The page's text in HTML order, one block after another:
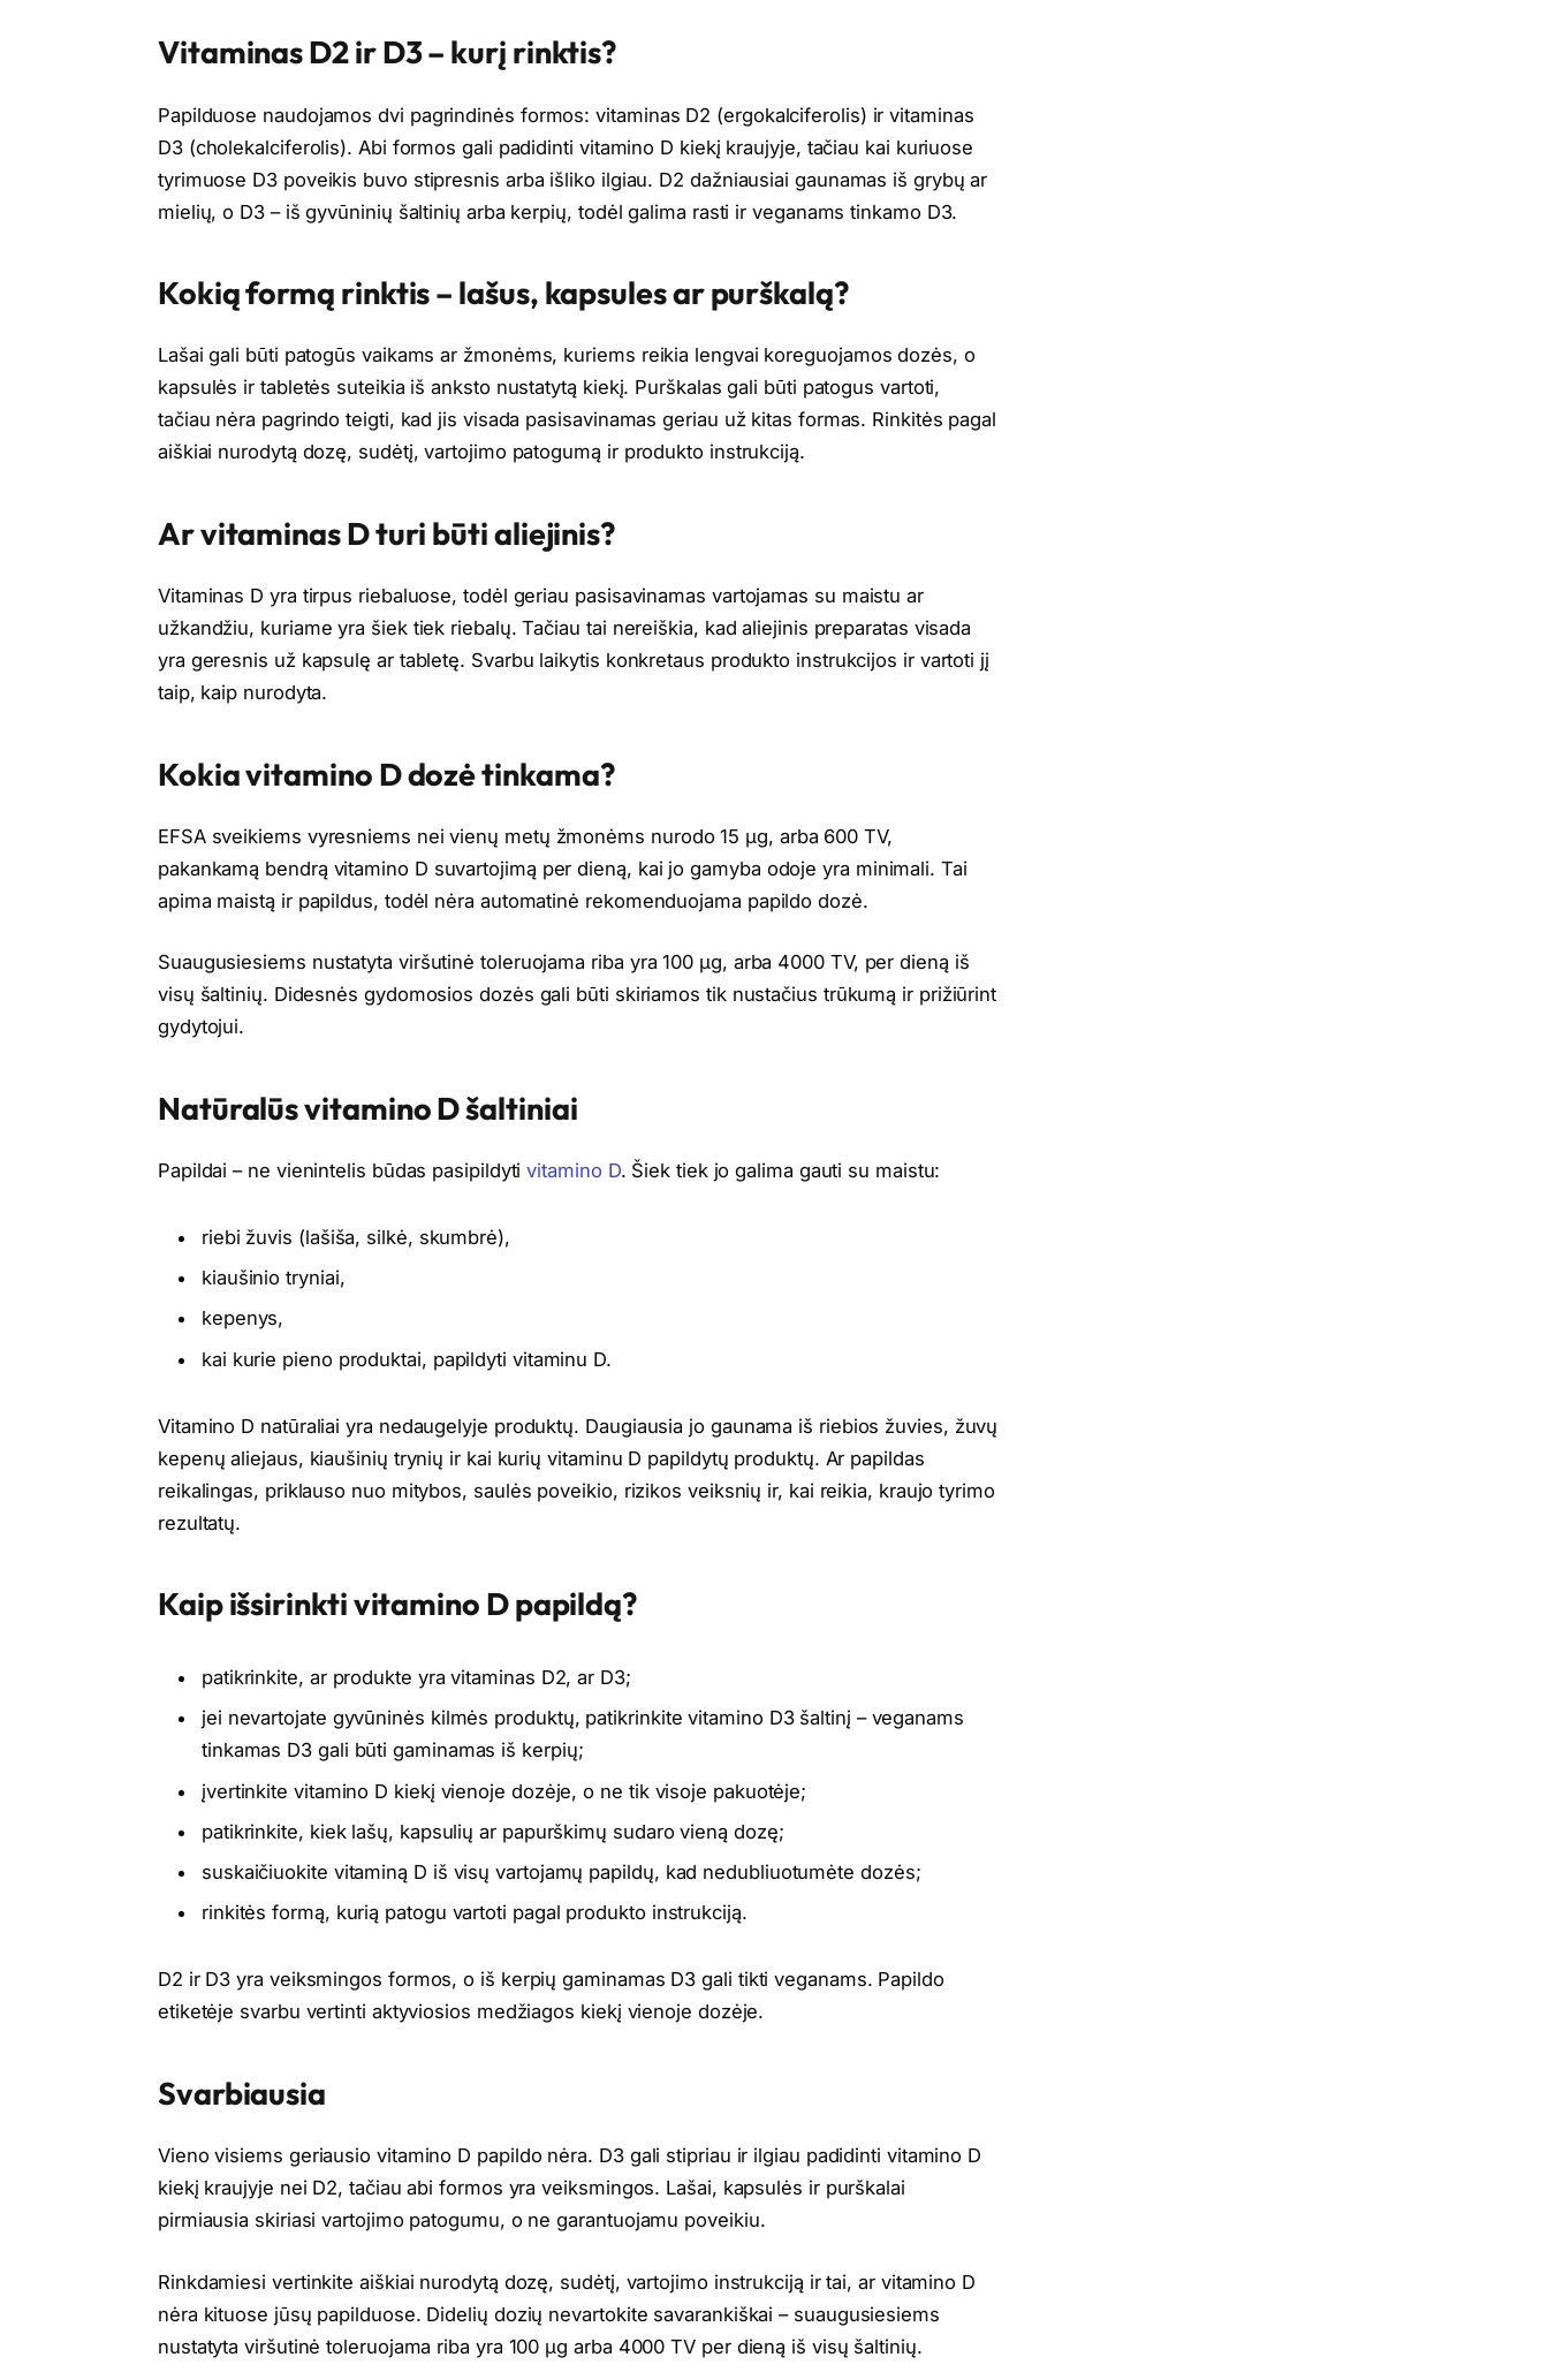
Vitaminas D2 ir D3 – kurį rinktis?
Papilduose naudojamos dvi pagrindinės formos: vitaminas D2 (ergokalciferolis) ir vitaminas
D3 (cholekalciferolis). Abi formos gali padidinti vitamino D kiekį kraujyje, tačiau kai kuriuose
tyrimuose D3 poveikis buvo stipresnis arba išliko ilgiau. D2 dažniausiai gaunamas iš grybų ar
mielių, o D3 – iš gyvūninių šaltinių arba kerpių, todėl galima rasti ir veganams tinkamo D3.
Kokią formą rinktis – lašus, kapsules ar purškalą?
Lašai gali būti patogūs vaikams ar žmonėms, kuriems reikia lengvai koreguojamos dozės, o
kapsulės ir tabletės suteikia iš anksto nustatytą kiekį. Purškalas gali būti patogus vartoti,
tačiau nėra pagrindo teigti, kad jis visada pasisavinamas geriau už kitas formas. Rinkitės pagal
aiškiai nurodytą dozę, sudėtį, vartojimo patogumą ir produkto instrukciją.
Ar vitaminas D turi būti aliejinis?
Vitaminas D yra tirpus riebaluose, todėl geriau pasisavinamas vartojamas su maistu ar
užkandžiu, kuriame yra šiek tiek riebalų. Tačiau tai nereiškia, kad aliejinis preparatas visada
yra geresnis už kapsulę ar tabletę. Svarbu laikytis konkretaus produkto instrukcijos ir vartoti jį
taip, kaip nurodyta.
Kokia vitamino D dozė tinkama?
EFSA sveikiems vyresniems nei vienų metų žmonėms nurodo 15 µg, arba 600 TV,
pakankamą bendrą vitamino D suvartojimą per dieną, kai jo gamyba odoje yra minimali. Tai
apima maistą ir papildus, todėl nėra automatinė rekomenduojama papildo dozė.
Suaugusiesiems nustatyta viršutinė toleruojama riba yra 100 µg, arba 4000 TV, per dieną iš
visų šaltinių. Didesnės gydomosios dozės gali būti skiriamos tik nustačius trūkumą ir prižiūrint
gydytojui.
Natūralūs vitamino D šaltiniai
Papildai – ne vienintelis būdas pasipildytivitamino D. Šiek tiek jo galima gauti su maistu:
riebi žuvis (lašiša, silkė, skumbrė),
kiaušinio tryniai,
kepenys,
kai kurie pieno produktai, papildyti vitaminu D.
Vitamino D natūraliai yra nedaugelyje produktų. Daugiausia jo gaunama iš riebios žuvies, žuvų
kepenų aliejaus, kiaušinių trynių ir kai kurių vitaminu D papildytų produktų. Ar papildas
reikalingas, priklauso nuo mitybos, saulės poveikio, rizikos veiksnių ir, kai reikia, kraujo tyrimo
rezultatų.
Kaip išsirinkti vitamino D papildą?
patikrinkite, ar produkte yra vitaminas D2, ar D3;
jei nevartojate gyvūninės kilmės produktų, patikrinkite vitamino D3 šaltinį – veganams
tinkamas D3 gali būti gaminamas iš kerpių;
įvertinkite vitamino D kiekį vienoje dozėje, o ne tik visoje pakuotėje;
patikrinkite, kiek lašų, kapsulių ar papurškimų sudaro vieną dozę;
suskaičiuokite vitaminą D iš visų vartojamų papildų, kad nedubliuotumėte dozės;
rinkitės formą, kurią patogu vartoti pagal produkto instrukciją.
D2 ir D3 yra veiksmingos formos, o iš kerpių gaminamas D3 gali tikti veganams. Papildo
etiketėje svarbu vertinti aktyviosios medžiagos kiekį vienoje dozėje.
Svarbiausia
Vieno visiems geriausio vitamino D papildo nėra. D3 gali stipriau ir ilgiau padidinti vitamino D
kiekį kraujyje nei D2, tačiau abi formos yra veiksmingos. Lašai, kapsulės ir purškalai
pirmiausia skiriasi vartojimo patogumu, o ne garantuojamu poveikiu.
Rinkdamiesi vertinkite aiškiai nurodytą dozę, sudėtį, vartojimo instrukciją ir tai, ar vitamino D
nėra kituose jūsų papilduose. Didelių dozių nevartokite savarankiškai – suaugusiesiems
nustatyta viršutinė toleruojama riba yra 100 µg arba 4000 TV per dieną iš visų šaltinių.